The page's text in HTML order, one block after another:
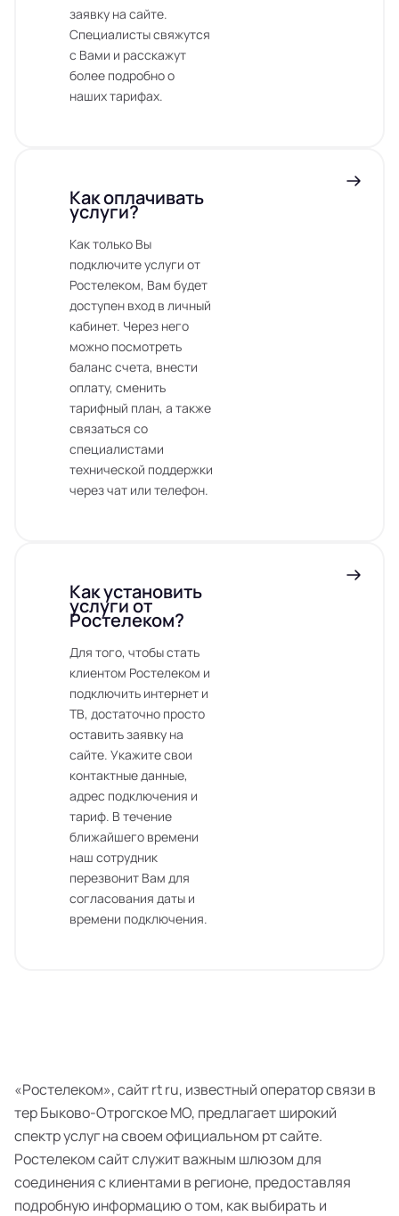
заявку на сайте.
Специалисты свяжутся
с Вами и расскажут
более подробно о
наших тарифах.
Как оплачивать
услуги?
Как только Вы
подключите услуги от
Ростелеком, Вам будет
доступен вход в личный
кабинет. Через него
можно посмотреть
баланс счета, внести
оплату, сменить
тарифный план, а также
связаться со
специалистами
технической поддержки
через чат или телефон.
Как установить
услуги от
Ростелеком?
Для того, чтобы стать
клиентом Ростелеком и
подключить интернет и
ТВ, достаточно просто
оставить заявку на
сайте. Укажите свои
контактные данные,
адрес подключения и
тариф. В течение
ближайшего времени
наш сотрудник
перезвонит Вам для
согласования даты и
времени подключения.
«Ростелеком», сайт rt ru, известный оператор связи в
тер Быково-Отрогское МО, предлагает широкий
спектр услуг на своем официальном рт сайте.
Ростелеком сайт служит важным шлюзом для
соединения с клиентами в регионе, предоставляя
подробную информацию о том, как выбирать и